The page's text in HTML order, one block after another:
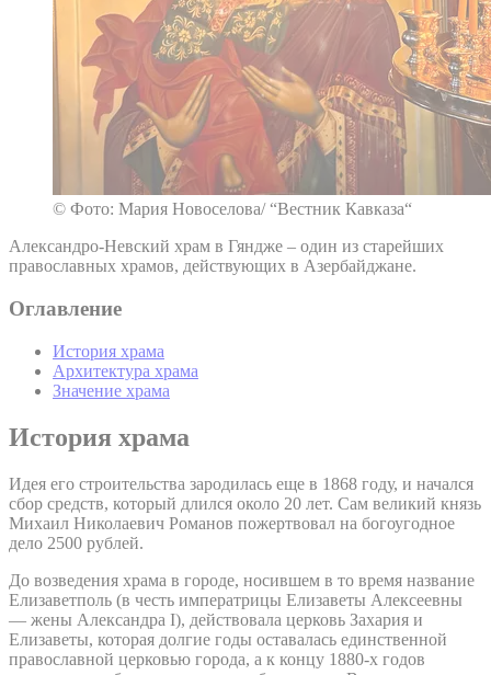
© Фото: Мария Новоселова/ “Вестник Кавказа“
Александро-Невский храм в Гяндже – один из старейших
православных храмов, действующих в Азербайджане.
Оглавление
История храма
Архитектура храма
Значение храма
История храма
Идея его строительства зародилась еще в 1868 году, и начался
сбор средств, который длился около 20 лет. Сам великий князь
Михаил Николаевич Романов пожертвовал на богоугодное
дело 2500 рублей.
До возведения храма в городе, носившем в то время название
Елизаветполь (в честь императрицы Елизаветы Алексеевны
— жены Александра I), действовала церковь Захария и
Елизаветы, которая долгие годы оставалась единственной
православной церковью города, а к концу 1880-х годов